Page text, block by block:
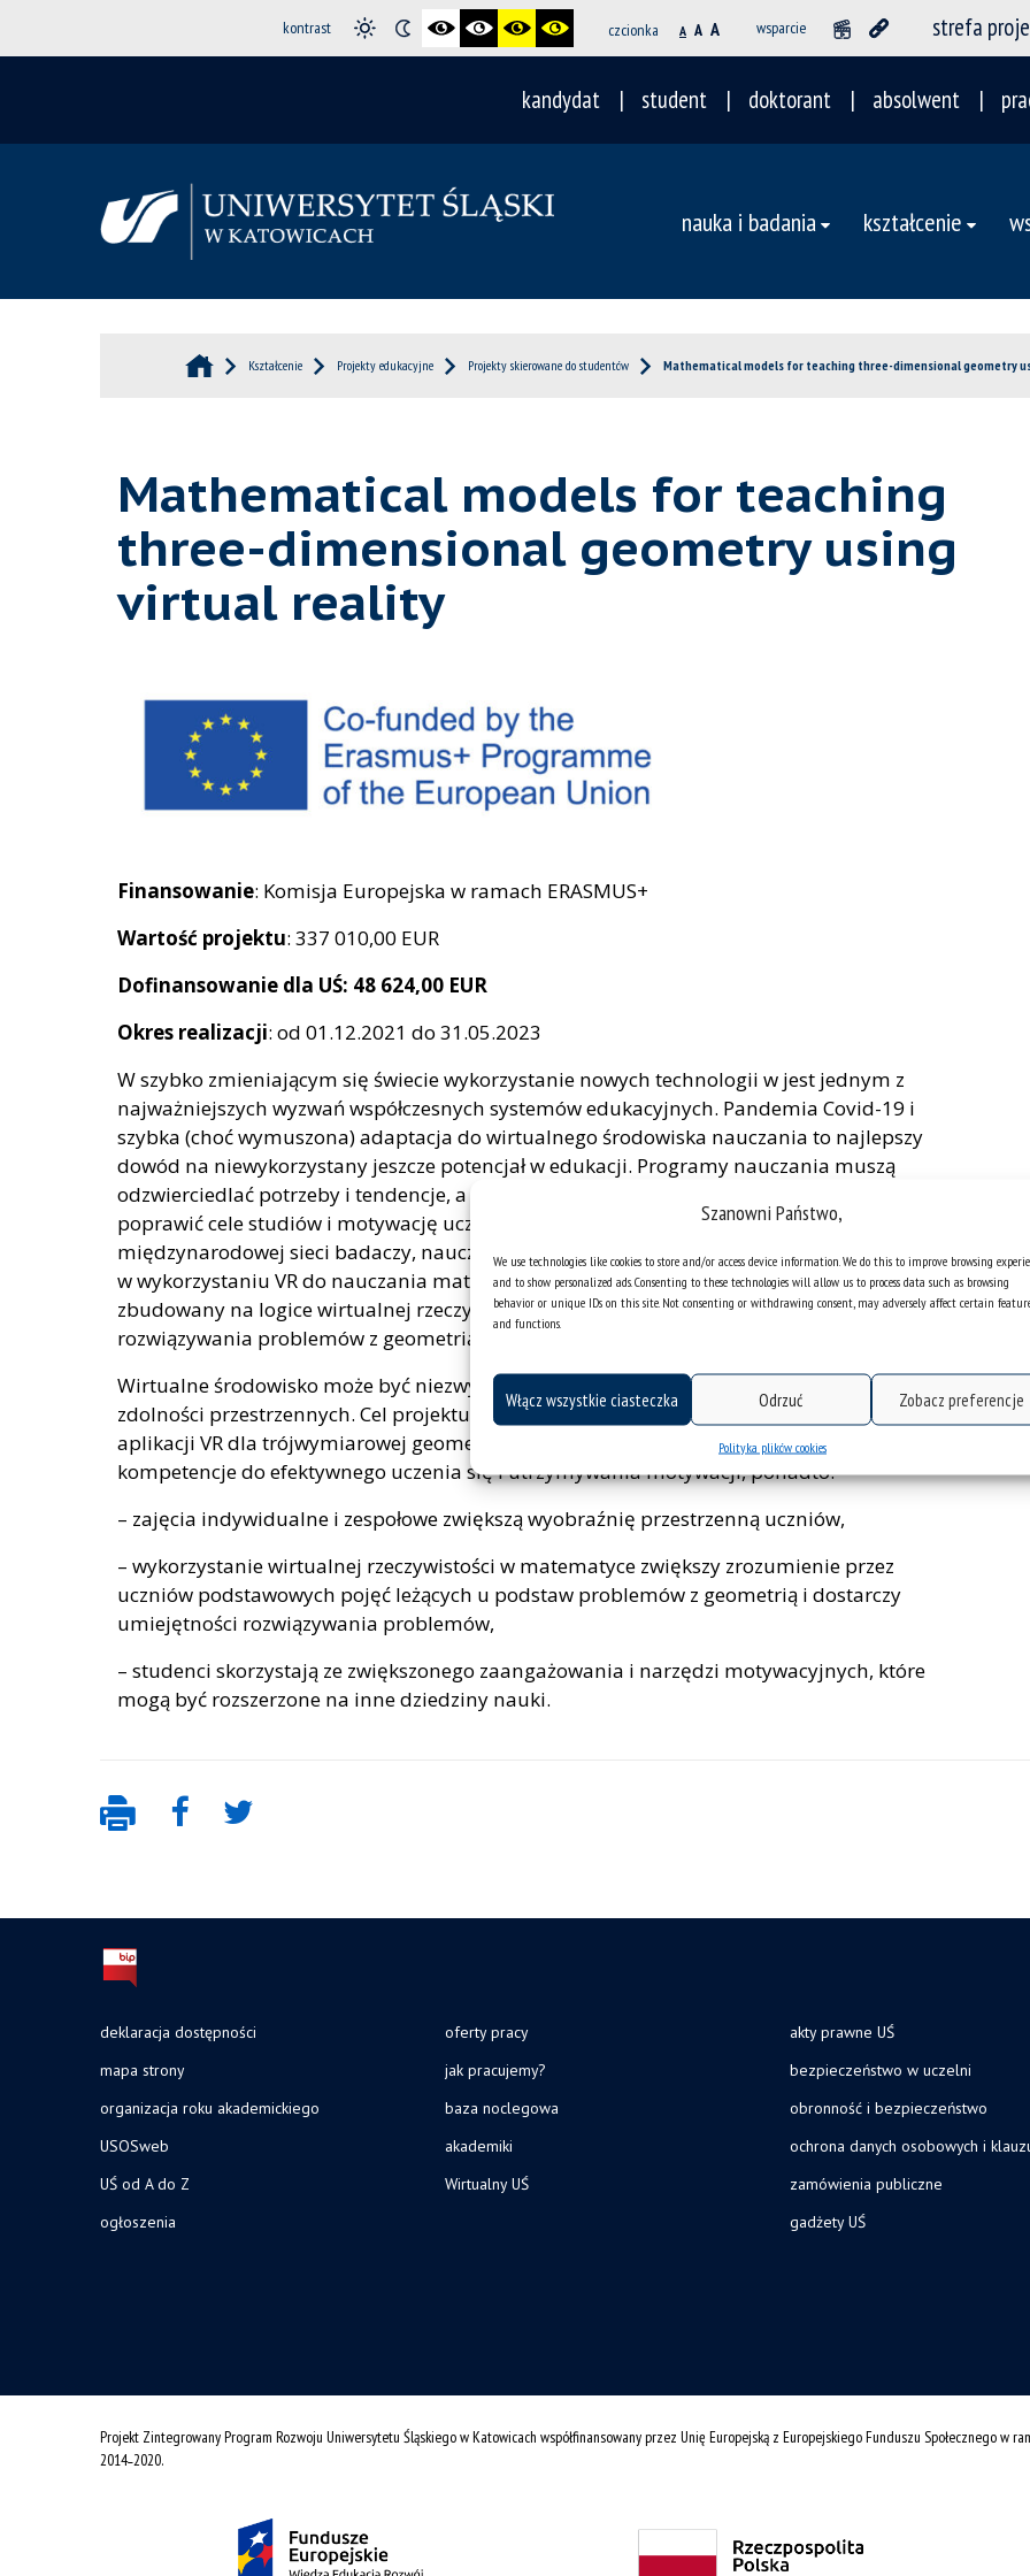
Szanowni Państwo,
We use technologies like cookies to store and/or access device information. We do this to improve browsing
and to show personalized ads. Consenting to these technologies will allow us to process data such as browsing
behavior or unique IDs on this site. Not consenting or withdrawing consent, may adversely affect certain
and functions.
Włącz wszystkie ciasteczka Odrzuć Zobacz preferencje
Polityka plików cookies
kontrast czcionka A A A wsparcie strefa
kandydat student doktorant absolwent
nauka i badania kształcenie
Kształcenie Projekty edukacyjne Projekty skierowane do studentów Mathematical models for teaching three-dimensional geometry
Mathematical models for teaching
three-dimensional geometry using
virtual reality
Finansowanie: Komisja Europejska w ramach ERASMUS+
Wartość projektu: 337 010,00 EUR
Dofinansowanie dla UŚ: 48 624,00 EUR
Okres realizacji: od 01.12.2021 do 31.05.2023
W szybko zmieniającym się świecie wykorzystanie nowych technologii w jest jednym z
najważniejszych wyzwań współczesnych systemów edukacyjnych. Pandemia Covid-19 i
szybka (choć wymuszona) adaptacja do wirtualnego środowiska nauczania to najlepszy
dowód na niewykorzystany jeszcze potencjał w edukacji. Programy nauczania muszą
odzwierciedlać potrzeby i tendencje, a także przyjmować nowe narzędzia i metodologie, aby
poprawić cele studiów i motywację uczniów. Projekt będzie polegał na stworzeniu
międzynarodowej sieci badaczy, nauczycieli akademickich i praktyków specjalizujących się
w wykorzystaniu VR do nauczania matematyki. Program nauczania geometrii zostanie
zbudowany na logice wirtualnej rzeczywistości i zapewni studentom moduły VR do
rozwiązywania problemów z geometrią.
Wirtualne środowisko może być niezwykle pomocne w nauczaniu, zwłaszcza w treningu
zdolności przestrzennych. Cel projektu zostanie osiągnięty poprzez stworzenie i wdrożenie
aplikacji VR dla trójwymiarowej geometrii. Zajęcia pozwolą rozwijać umiejętności i
kompetencje do efektywnego uczenia się i utrzymywania motywacji, ponadto:
– zajęcia indywidualne i zespołowe zwiększą wyobraźnię przestrzenną uczniów,
– wykorzystanie wirtualnej rzeczywistości w matematyce zwiększy zrozumienie przez
uczniów podstawowych pojęć leżących u podstaw problemów z geometrią i dostarczy
umiejętności rozwiązywania problemów,
– studenci skorzystają ze zwiększonego zaangażowania i narzędzi motywacyjnych, które
mogą być rozszerzone na inne dziedziny nauki.
deklaracja dostępności
mapa strony
organizacja roku akademickiego
USOSweb
UŚ od A do Z
ogłoszenia
oferty pracy
jak pracujemy?
baza noclegowa
akademiki
Wirtualny UŚ
akty prawne UŚ
bezpieczeństwo w uczelni
obronność i bezpieczeństwo
ochrona danych osobowych i
zamówienia publiczne
gadżety UŚ
Projekt Zintegrowany Program Rozwoju Uniwersytetu Śląskiego w Katowicach współfinansowany przez Unię Europejską z Europejskiego Funduszu Społecznego w
2014˗2020.